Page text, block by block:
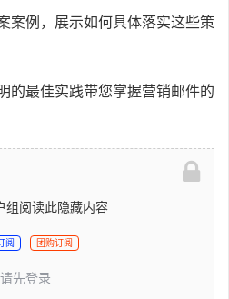
案例，展示如何具体落实这些策
的最佳实践带您掌握营销邮件的
组阅读此隐藏内容
阅 团购订阅
请先登录